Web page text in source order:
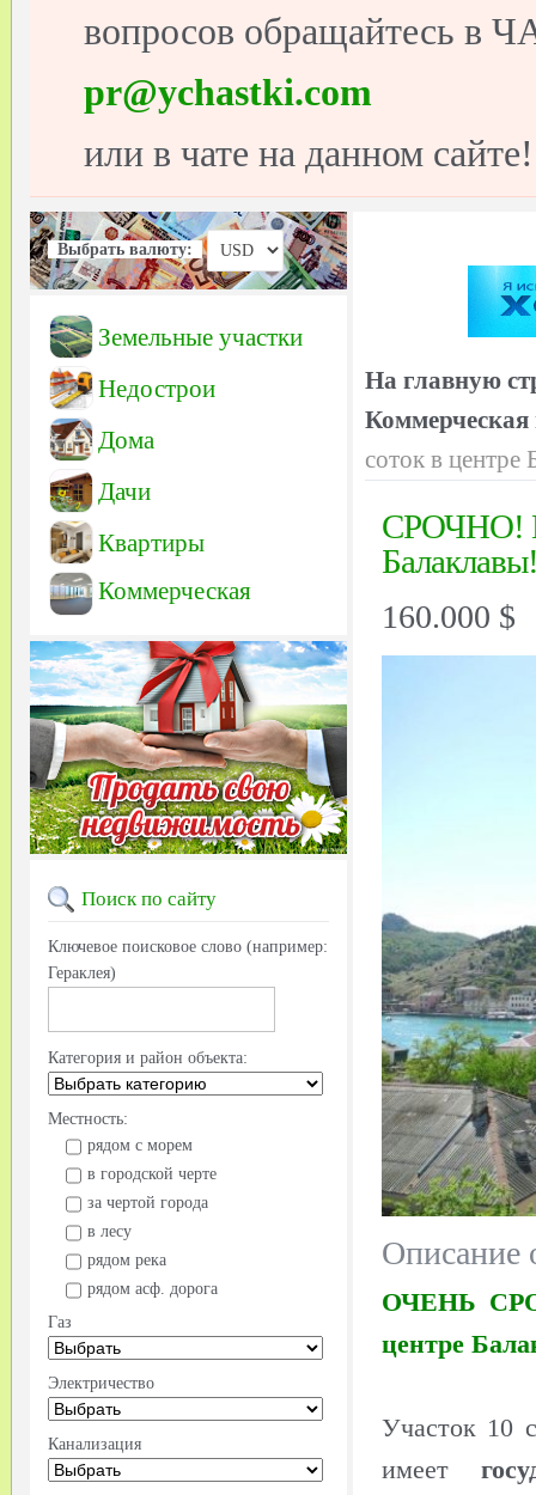
вопросов обращайтесь в
pr@ychastki.com
или в чате на данном сайте!
Выбрать валюту:
Земельные участки
Недострои
Дома
Дачи
Квартиры
Коммерческая
Поискпо сайту
Ключевое поисковое слово (например:
Гераклея)
Категория и район объекта:
Местность:
рядом с морем
в городской черте
за чертой города
в лесу
рядом река
рядом асф. дорога
Газ
Электричество
Канализация
На главную
соток в центре
СРОЧНО!
160.000 $
Описание
ОЧЕНЬ
центре
Участок 10
имеет